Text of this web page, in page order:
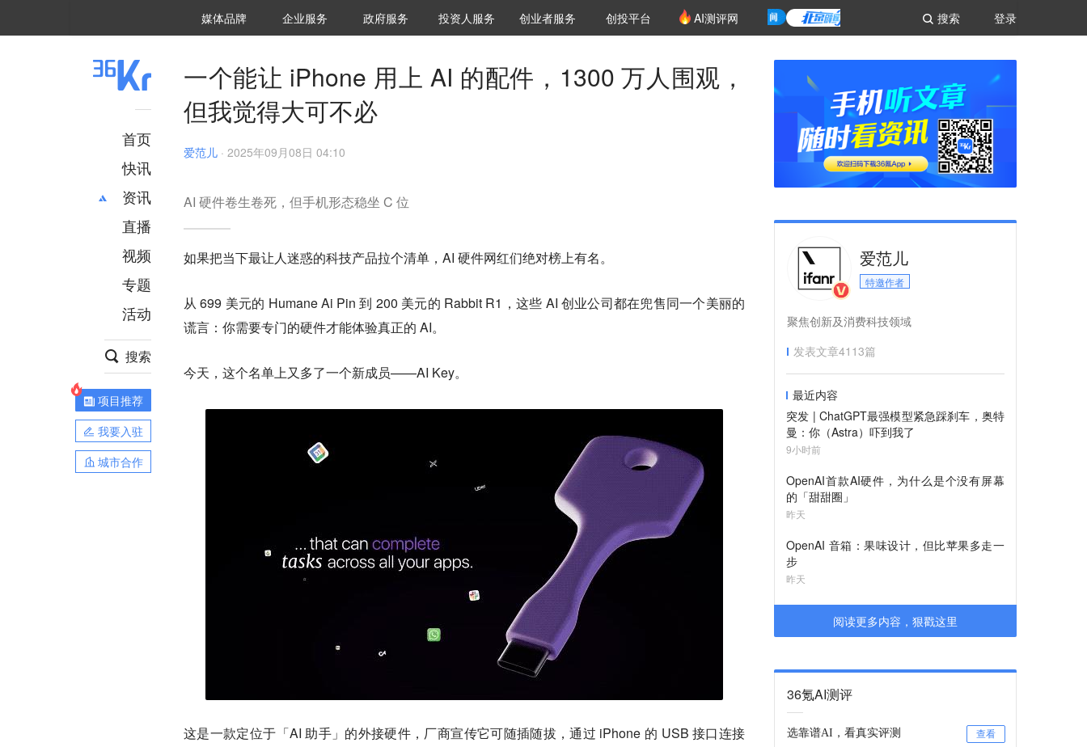
登录
搜索
媒体品牌 36Kr研究院
企业服务 城市之窗
政府服务 VClub投资机构库
投资机构职位推介
投资人服务 创投氪堂
创业者服务 创投平台 AI测评网
首页
快讯
资讯
推荐
财经
项目推荐
安徽
直播
视频
专题
活动
搜索
项目推荐
我要入驻
城市合作
一个能让 iPhone 用上 AI 的配件，1300 万人围观，
但我觉得大可不必
爱范儿 · 2025年09月08日 04:10
AI 硬件卷生卷死，但手机形态稳坐 C 位
如果把当下最让人迷惑的科技产品拉个清单，AI 硬件网红们绝对榜上有名。
从 699 美元的 Humane Ai Pin 到 200 美元的 Rabbit R1，这些 AI 创业公司都在兜售同一个美丽的
谎言：你需要专门的硬件才能体验真正的 AI。
今天，这个名单上又多了一个新成员——AI Key。
这是一款定位于「AI 助手」的外接硬件，厂商宣传它可随插随拔，通过 iPhone 的 USB 接口连接
爱范儿
特邀作者
聚焦创新及消费科技领域
发表文章4113篇
最近内容
突发 | ChatGPT最强模型紧急踩刹车，奥特
曼：你（Astra）吓到我了
9小时前
OpenAI首款AI硬件，为什么是个没有屏幕
的「甜甜圈」
昨天
OpenAI 音箱：果味设计，但比苹果多走一
步
昨天
阅读更多内容，狠戳这里
36氪AI测评
选靠谱AI，看真实评测 查看